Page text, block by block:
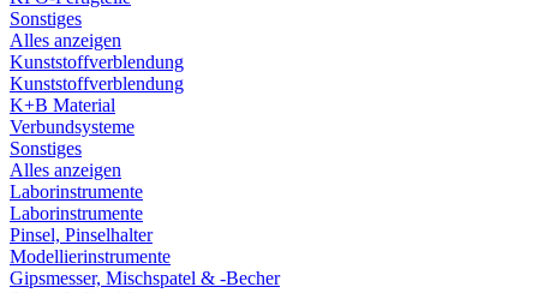
Sonstiges
Alles anzeigen
Kunststoffverblendung
Kunststoffverblendung
K+B Material
Verbundsysteme
Sonstiges
Alles anzeigen
Laborinstrumente
Laborinstrumente
Pinsel, Pinselhalter
Modellierinstrumente
Gipsmesser, Mischspatel & -Becher